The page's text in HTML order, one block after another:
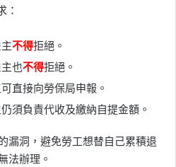
：
不得拒絕。
也不得拒絕。
直接向勞保局申報。
須負責代收及繳納自提金額。
漏洞，避免勞工想替自己累積退
法辦理。